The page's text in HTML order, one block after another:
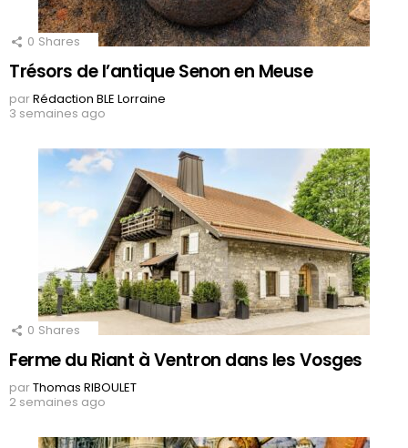
0 Shares
Trésors de l’antique Senon en Meuse
parRédaction BLE Lorraine
3 semaines ago
0 Shares
Ferme du Riant à Ventron dans les Vosges
parThomas RIBOULET
2 semaines ago